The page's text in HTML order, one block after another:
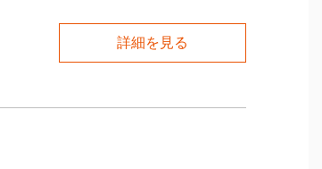
詳細を見る